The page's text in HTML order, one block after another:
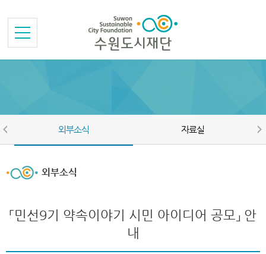
외부소식 자료실
외부소식
「민선9기 약속이야기 시민 아이디어 공모」 안
내